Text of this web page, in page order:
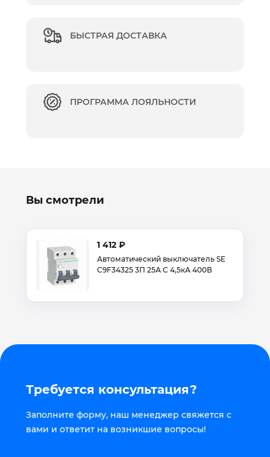
БЫСТРАЯ ДОСТАВКА
ПРОГРАММА ЛОЯЛЬНОСТИ
Вы смотрели
1 412 ₽
Автоматический выключатель SE
C9F34325 3П 25А С 4,5кА 400В
Требуется консультация?
Заполните форму, наш менеджер свяжется с
вами и ответит на возникшие вопросы!